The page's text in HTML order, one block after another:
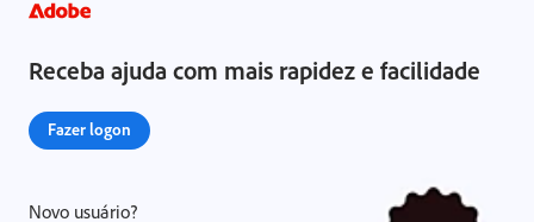
Receba ajuda com mais rapidez e facilidade
Fazer logon
Novo usuário?